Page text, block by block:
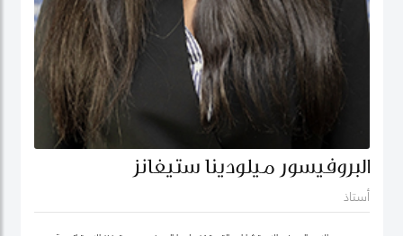
البروفيسور ميلودينا ستيفانز
أستاذ